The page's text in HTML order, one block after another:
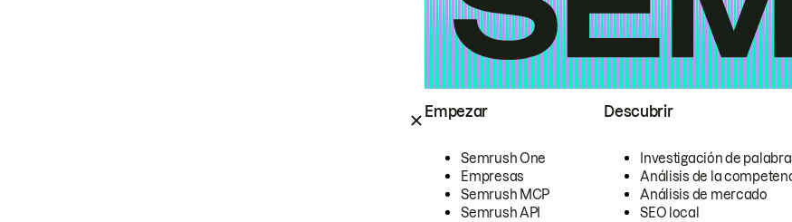
Empezar
Semrush One
Empresas
Semrush MCP
Semrush API
Descubrir
Investigación de
Análisis de la
Análisis de mercado
SEO local